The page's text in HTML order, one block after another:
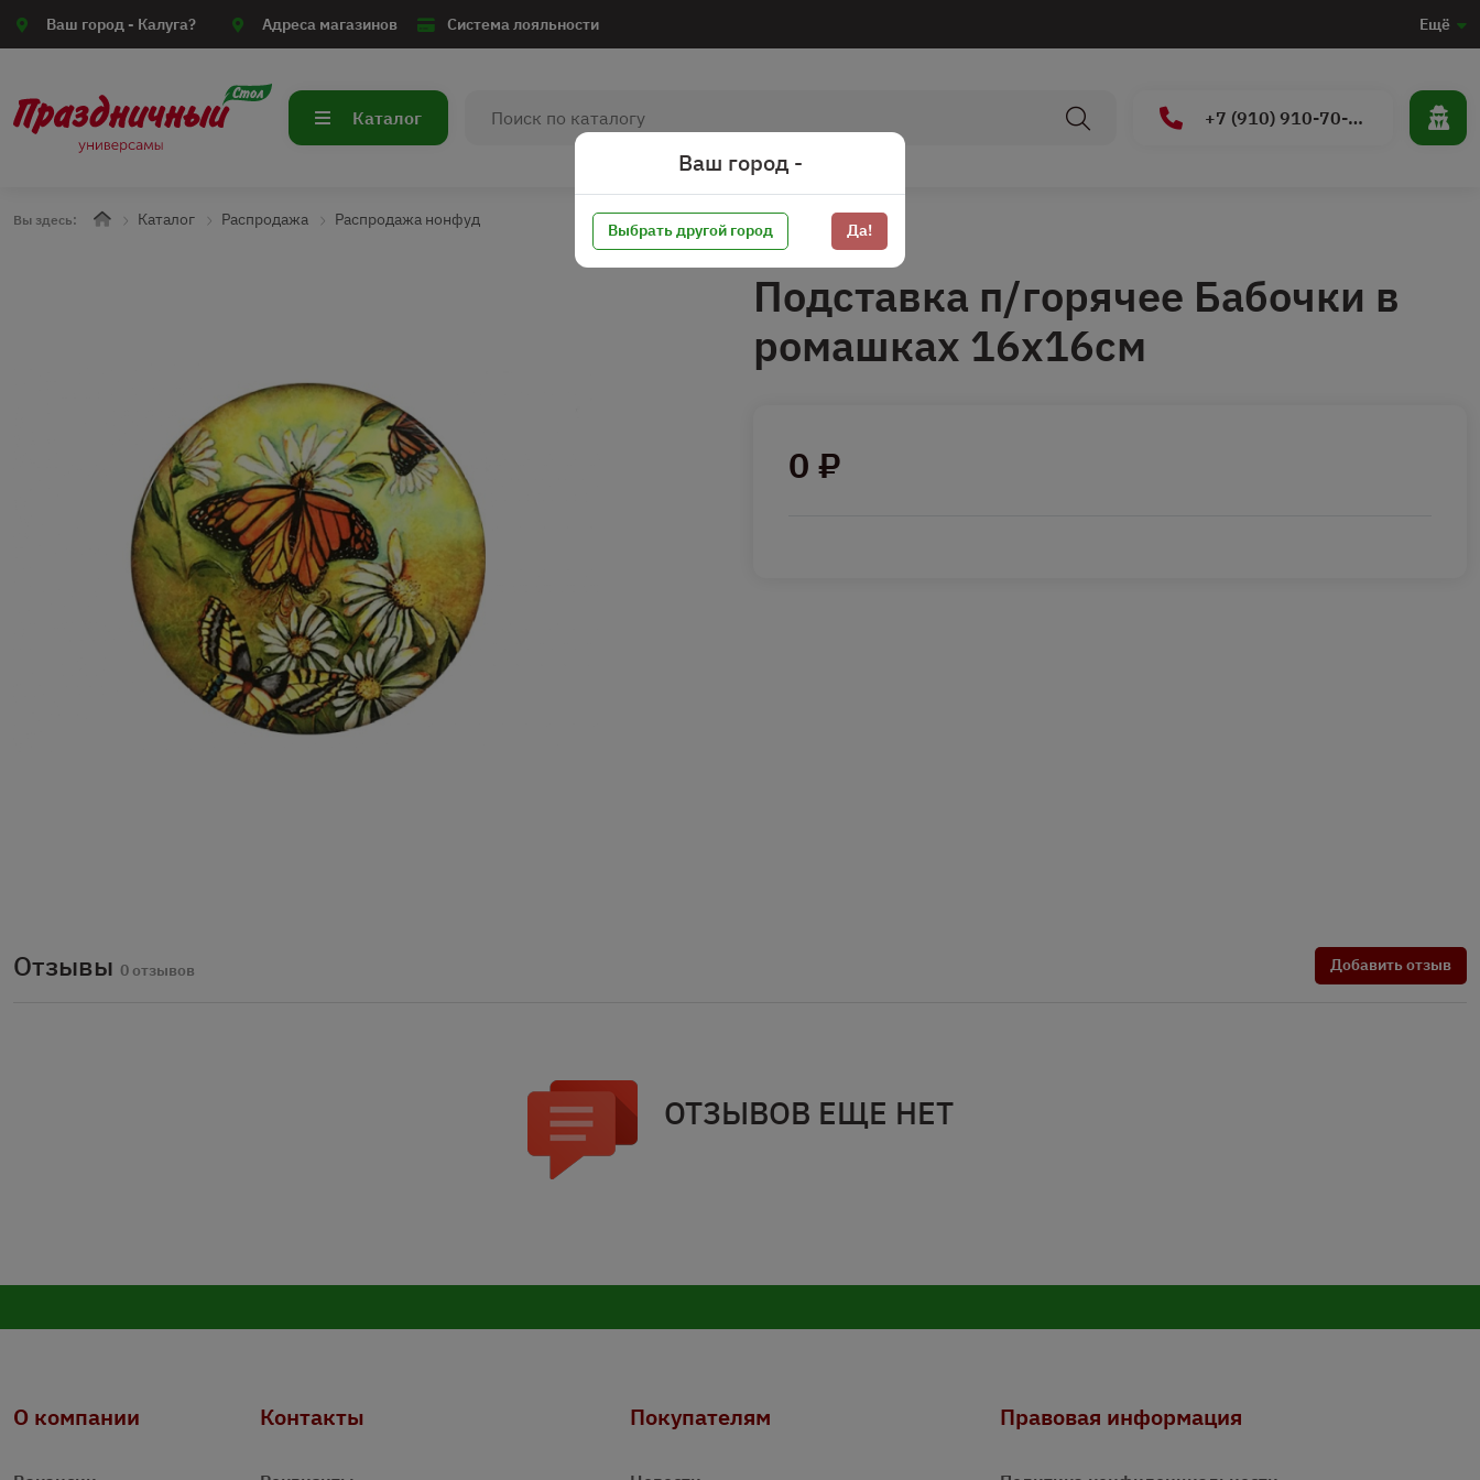
Ваш город - Калуга? Адреса магазинов Система лояльности Ещё
Каталог +7 (910) 910-70-15
Вы здесь: Каталог Распродажа Распродажа нонфуд
Подставка п/горячее Бабочки в
ромашках 16х16см
0 ₽
Отзывы 0 отзывов Добавить отзыв
ОТЗЫВОВ ЕЩЕ НЕТ
О компании Контакты Покупателям Правовая информация
Ваш город -
Выбрать другой город Да!